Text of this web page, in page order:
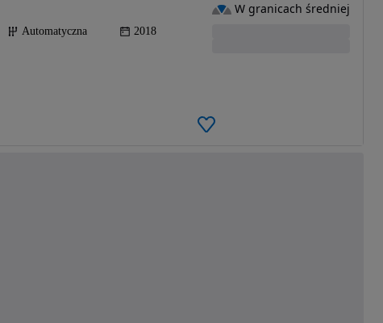
Automatyczna 2018
W granicach średniej